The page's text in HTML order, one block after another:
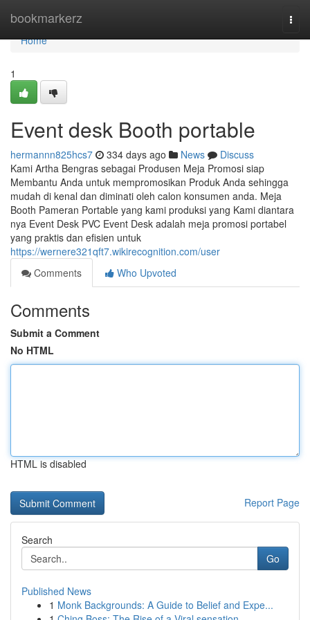
bookmarkerz
Home
Home
1
Event desk Booth portable
hermannn825hcs7 334 days ago News
Discuss
Kami Artha Bengras sebagai Produsen Meja Promosi siap
Membantu Anda untuk mempromosikan Produk Anda sehingga
mudah di kenal dan diminati oleh calon konsumen anda. Meja
Booth Pameran Portable yang kami produksi yang Kami diantara
nya Event Desk PVC Event Desk adalah meja promosi portabel
yang praktis dan efisien untuk
https://wernere321qft7.wikirecognition.com/user
Comments
Who Upvoted
Comments
Submit a Comment
No HTML
HTML is disabled
Report Page
Search
Go
Published News
1 Monk Backgrounds: A Guide to Belief and Expe...